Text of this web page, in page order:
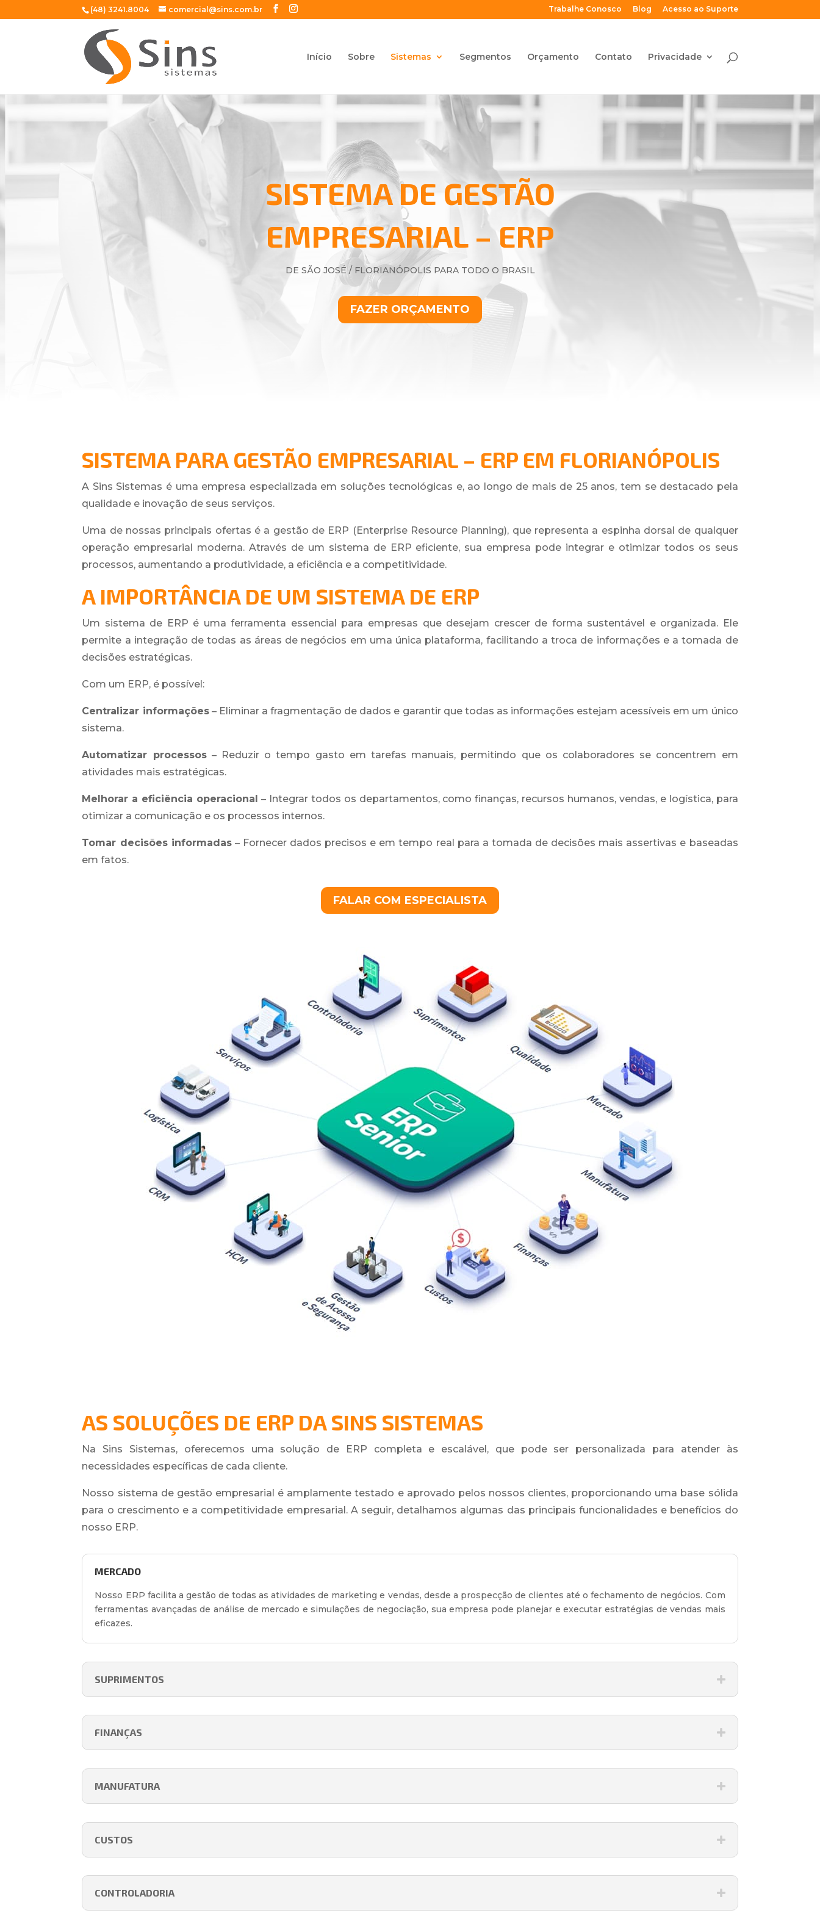
(48) 3241.8004 comercial@sins.com.br Trabalhe Conosco Blog Acesso ao Suporte
Início Sobre Sistemas Segmentos Orçamento Contato Privacidade
SISTEMA DE GESTÃO
EMPRESARIAL – ERP
DE SÃO JOSÉ / FLORIANÓPOLIS PARA TODO O BRASIL
FAZER ORÇAMENTO
SISTEMA PARA GESTÃO EMPRESARIAL – ERP EM FLORIANÓPOLIS
A Sins Sistemas é uma empresa especializada em soluções tecnológicas e, ao longo de mais de 25 anos, tem se destacado pela
qualidade e inovação de seus serviços.
Uma de nossas principais ofertas é a gestão de ERP (Enterprise Resource Planning), que representa a espinha dorsal de qualquer
operação empresarial moderna. Através de um sistema de ERP eficiente, sua empresa pode integrar e otimizar todos os seus
processos, aumentando a produtividade, a eficiência e a competitividade.
A IMPORTÂNCIA DE UM SISTEMA DE ERP
Um sistema de ERP é uma ferramenta essencial para empresas que desejam crescer de forma sustentável e organizada. Ele
permite a integração de todas as áreas de negócios em uma única plataforma, facilitando a troca de informações e a tomada de
decisões estratégicas.
Com um ERP, é possível:
Centralizar informações– Eliminar a fragmentação de dados e garantir que todas as informações estejam acessíveis em um único
sistema.
Automatizar processos– Reduzir o tempo gasto em tarefas manuais, permitindo que os colaboradores se concentrem em
atividades mais estratégicas.
Melhorar a eficiência operacional – Integrar todos os departamentos, como finanças, recursos humanos, vendas, e logística, para
otimizar a comunicação e os processos internos.
Tomar decisões informadas– Fornecer dados precisos e em tempo real para a tomada de decisões mais assertivas e baseadas
em fatos.
FALAR COM ESPECIALISTA
AS SOLUÇÕES DE ERP DA SINS SISTEMAS
Na Sins Sistemas, oferecemos uma solução de ERP completa e escalável, que pode ser personalizada para atender às
necessidades específicas de cada cliente.
Nosso sistema de gestão empresarial é amplamente testado e aprovado pelos nossos clientes, proporcionando uma base sólida
para o crescimento e a competitividade empresarial. A seguir, detalhamos algumas das principais funcionalidades e benefícios do
nosso ERP.
MERCADO
Nosso ERP facilita a gestão de todas as atividades de marketing e vendas, desde a prospecção de clientes até o fechamento de negócios. Com
ferramentas avançadas de análise de mercado e simulações de negociação, sua empresa pode planejar e executar estratégias de vendas mais
eficazes.
SUPRIMENTOS
FINANÇAS
MANUFATURA
CUSTOS
CONTROLADORIA